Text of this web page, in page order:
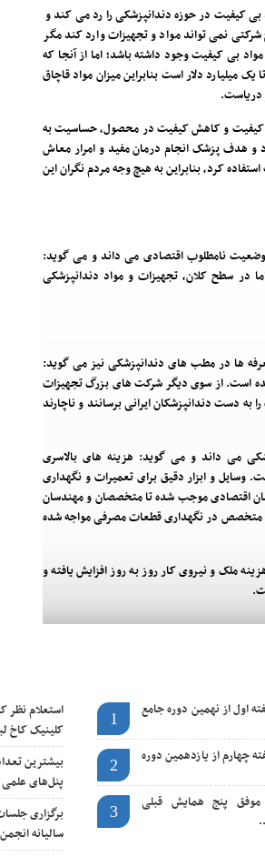
بی کیفیت در حوزه دندانپزشکی را رد می کند و
نمی تواند مواد و تجهیزات وارد کند مگر
بی کیفیت وجود داشته باشد؛ اما از آنجا که
کشورمان چیزی بین ۵۰۰ میلیون دلار تا یک میلیارد دلار است بنابراین میزان مواد قاچاق
دریاست.
کیفیت و کاهش کیفیت در محصول، حساسیت به
و هدف پزشک انجام درمان مفید و امرار معاش
کرد، بنابراین به هیچ وجه مردم نگران این
وضعیت نامطلوب اقتصادی می داند و می گوید:
در سطح کلان، تجهیزات و مواد دندانپزشکی
ها در مطب های دندانپزشکی نیز می گوید:
شده است. از سوی دیگر شرکت های بزرگ تجهیزات
دست دندانپزشکان ایرانی برسانند و ناچارند
می داند و می گوید: هزینه های بالاسری
وسایل و ابزار دقیق برای تعمیرات و نگهداری
اقتصادی موجب شده تا متخصصان و مهندسان
متخصص در نگهداری قطعات مصرفی مواجه شده
ملک و نیروی کار روز به روز افزایش یافته و
استعلام
کلینیک کاخ
بیشترین
پنل‌های علمی
برگزاری
سالیانه
1
اول از نهمین دوره جامع
2
چهارم از یازدهمین دوره
3
موفق پنج همایش قبلی